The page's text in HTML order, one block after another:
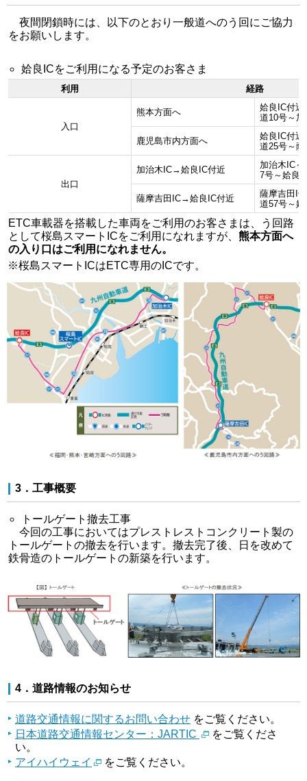
夜間閉鎖時には、以下のとおり一般道へのう回にご協力
をお願いします。
姶良ICをご利用になる予定のお客さま
利用 経路
入口
熊本方面へ
姶良IC付近
道10号～
鹿児島市内方面へ
姶良IC付近
道25号～
出口
加治木IC→姶良IC付近
加治木IC～
7号～姶良
薩摩吉田IC→姶良IC付近
薩摩吉田IC
道57号～
ETC車載器を搭載した車両をご利用のお客さまは、う回路
として桜島スマートICをご利用になれますが、 熊本方面へ
の入り口はご利用になれません。
※桜島スマートICはETC専用のICです。
3．工事概要
トールゲート撤去工事
今回の工事においてはプレストレストコンクリート製の
トールゲートの撤去を行います。撤去完了後、日を改めて
鉄骨造のトールゲートの新築を行います。
4．道路情報のお知らせ
道路交通情報に関するお問い合わせ をご覧ください。
日本道路交通情報センター：JARTIC
をご覧くださ
い。
アイハイウェイ
をご覧ください。